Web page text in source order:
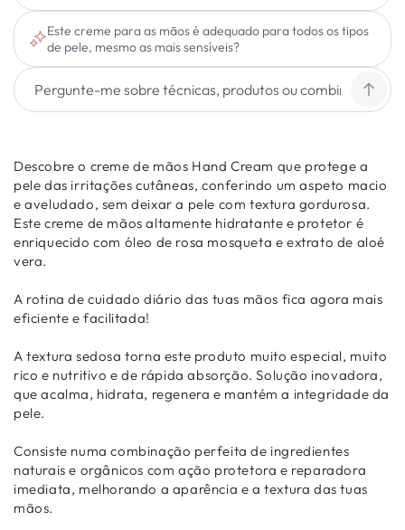
Este creme para as mãos é adequado para todos os tipos
de pele, mesmo as mais sensíveis?
Descobre o creme de mãos Hand Cream que protege a
pele das irritações cutâneas, conferindo um aspeto macio
e aveludado, sem deixar a pele com textura gordurosa.
Este creme de mãos altamente hidratante e protetor é
enriquecido com óleo de rosa mosqueta e extrato de aloé
vera.
A rotina de cuidado diário das tuas mãos fica agora mais
eficiente e facilitada!
A textura sedosa torna este produto muito especial, muito
rico e nutritivo e de rápida absorção. Solução inovadora,
que acalma, hidrata, regenera e mantém a integridade da
pele.
Consiste numa combinação perfeita de ingredientes
naturais e orgânicos com ação protetora e reparadora
imediata, melhorando a aparência e a textura das tuas
mãos.